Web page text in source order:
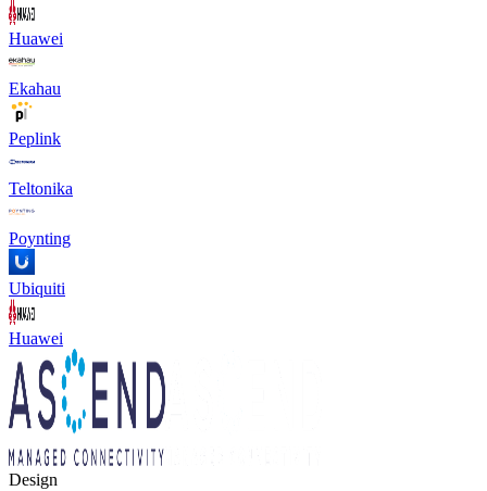
Huawei
Ekahau
Peplink
Teltonika
Poynting
Ubiquiti
Huawei
Design